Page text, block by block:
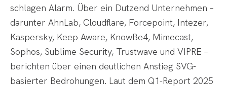
schlagen Alarm. Über ein Dutzend Unternehmen –
darunter AhnLab, Cloudflare, Forcepoint, Intezer,
Kaspersky, Keep Aware, KnowBe4, Mimecast,
Sophos, Sublime Security, Trustwave und VIPRE –
berichten über einen deutlichen Anstieg SVG-
basierter Bedrohungen. Laut dem Q1-Report 2025